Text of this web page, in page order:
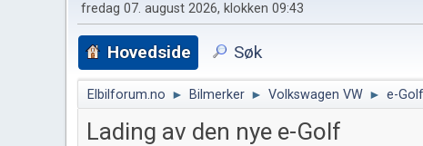
fredag 07. august 2026, klokken 09:43
Hovedside Søk
Elbilforum.no ► Bilmerker ► Volkswagen VW ► e-Golf
Lading av den nye e-Golf